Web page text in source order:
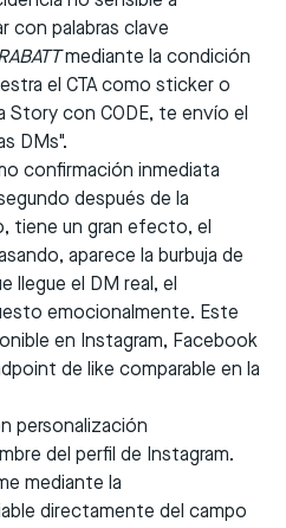
con palabras clave
mediante la condición
el CTA como sticker o
con CODE, te envío el
DMs".
confirmación inmediata
después de la
tiene un gran efecto, el
aparece la burbuja de
llegue el DM real, el
emocionalmente. Este
en Instagram, Facebook
de like comparable en la
personalización
del perfil de Instagram.
mediante la
directamente del campo